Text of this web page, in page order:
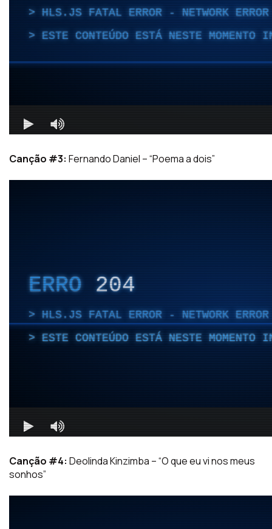
Canção #3: Fernando Daniel – “Poema a dois”
Canção #4: Deolinda Kinzimba – “O que eu vi nos meus
sonhos”